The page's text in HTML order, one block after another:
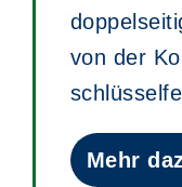
von der
Mehr